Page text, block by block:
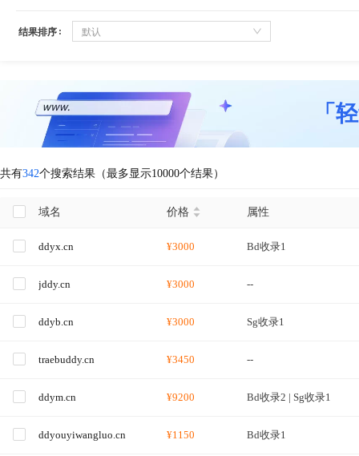
结果排序 默认
「
共有342个搜索结果（最多显示10000个结果）
域名 价格 属性
ddyx.cn ¥3000 Bd收录1
jddy.cn ¥3000 --
ddyb.cn ¥3000 Sg收录1
traebuddy.cn ¥3450 --
ddym.cn ¥9200 Bd收录2 | Sg收录1
ddyouyiwangluo.cn ¥1150 Bd收录1